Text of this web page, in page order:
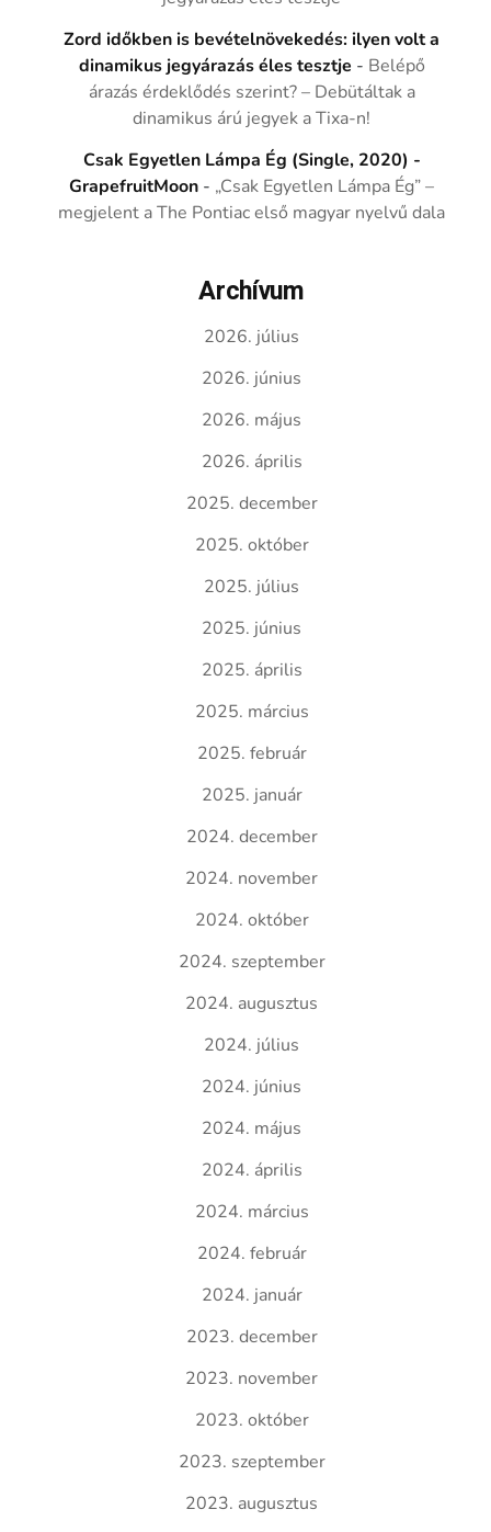
Zord időkben is bevételnövekedés: ilyen volt a
dinamikus jegyárazás éles tesztje - Belépő
árazás érdeklődés szerint? – Debütáltak a
dinamikus árú jegyek a Tixa-n!
Csak Egyetlen Lámpa Ég (Single, 2020) -
GrapefruitMoon - „Csak Egyetlen Lámpa Ég” –
megjelent a The Pontiac első magyar nyelvű dala
Archívum
2026. július
2026. június
2026. május
2026. április
2025. december
2025. október
2025. július
2025. június
2025. április
2025. március
2025. február
2025. január
2024. december
2024. november
2024. október
2024. szeptember
2024. augusztus
2024. július
2024. június
2024. május
2024. április
2024. március
2024. február
2024. január
2023. december
2023. november
2023. október
2023. szeptember
2023. augusztus